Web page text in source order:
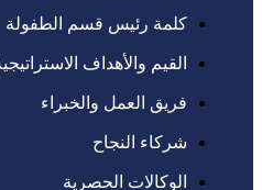
كلمة رئيس قسم الطفولة
القيم والأهداف
فريق العمل والخبراء
شركاء النجاح
الوكالات الحصرية